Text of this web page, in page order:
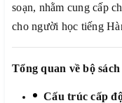
soạn, nhằm cung cấp
cho người học tiếng
Tổng quan về bộ sách
Cấu trúc cấp